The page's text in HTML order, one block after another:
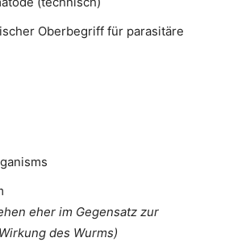
Oberbegriff für parasitäre
eher im Gegensatz zur
des Wurms)